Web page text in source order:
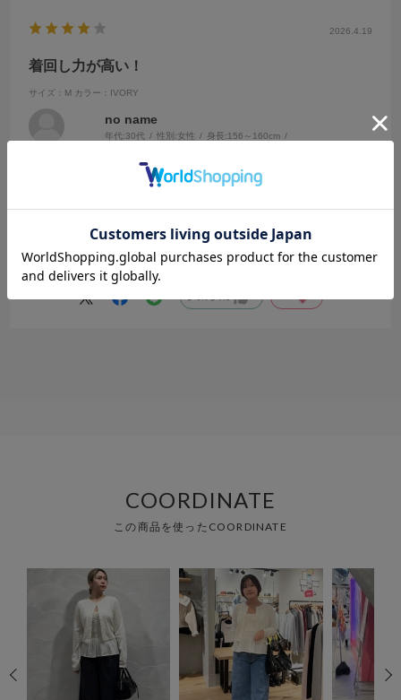
2026.4.19
着回し力が高い！
サイズ：M カラー：IVORY
no name
年代:30代 性別:女性 身長:156～160cm
都道府県:東京都
アンサンブルなのでこのセットだけでコーデが完結するのがありがた
もちろん別々に着ても可愛いですし、春秋どちらでも使えそうなので
使い勝手が良いのも嬉しいです。
COORDINATE
この商品を使ったCOORDINATE